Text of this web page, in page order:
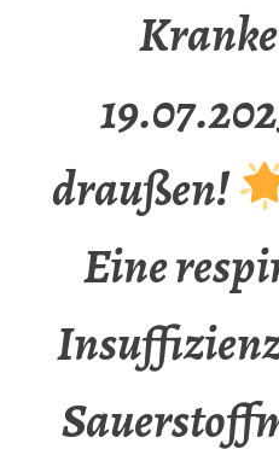
draußen!
Eine